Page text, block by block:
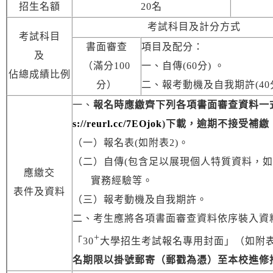
招生名額
20名
考試科目
及
佔總成績比例
考試科目及計分方式
書面審查
（滿分100
分）
項目及配分：
一、自傳(60分) 。
二、報考動機及自我期許(40
應繳交
表件及資料
一、 報名時應繳齊下列各項書面審查資料一
s://reurl.cc/7EOjok)下載，逾期不接受補繳
（一）報名表(如附表2)。
（二）自傳(包含足以展現個人特質資料，
實務經驗等。
（三）報考動機及自我期許。
二、考生應將各項書面審查資料依序裝入
「30+大學招生考試報名專用封面」（如附
名期限以掛號郵寄（郵戳為憑）至本校進